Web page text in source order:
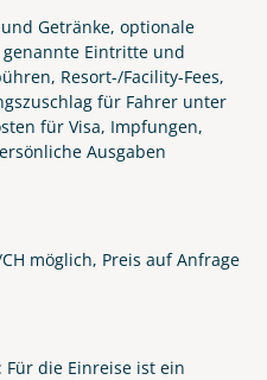
Getränke, optionale
Eintritte und
Resort-/Facility-Fees,
für Fahrer unter
für Visa, Impfungen,
Ausgaben
möglich, Preis auf Anfrage
Für die Einreise ist ein